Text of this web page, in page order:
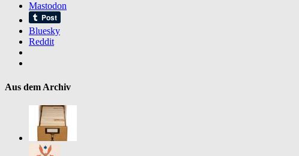
Mastodon
Bluesky
Reddit
Aus dem Archiv